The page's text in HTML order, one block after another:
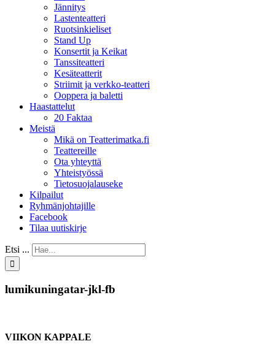
Jännitys
Lastenteatteri
Ruotsinkieliset
Stand Up
Konsertit ja Keikat
Tanssiteatteri
Kesäteatterit
Striimit ja verkko-teatteri
Ooppera ja baletti
Haastattelut
20 Faktaa
Meistä
Mikä on Teatterimatka.fi
Teattereille
Ota yhteyttä
Yhteistyössä
Tietosuojalauseke
Kilpailut
Ryhmänjohtajille
Facebook
Tilaa uutiskirje
Etsi ...
lumikuningatar-jkl-fb
VIIKON KAPPALE